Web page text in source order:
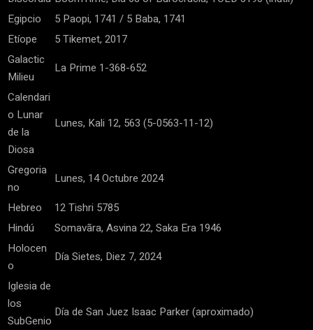
Egipcio
5 Paopi, 1741 / 5 Baba, 1741
Etíope
5 Tikemet, 2017
Galactic
Milieu
La Prime 1-368-652
Calendari
o Lunar
de la
Diosa
Lunes, Kali 12, 563 (5-0563-11-12)
Gregoria
no
Lunes, 14 Octubre 2024
Hebreo
12 Tishri 5785
Hindú
Somavãra, Asvina 22, Saka Era 1946
Holocen
o
Día Sietes, Diez 7, 2024
Iglesia de
los
SubGenio
Día de San Juez Isaac Parker (aproximado)